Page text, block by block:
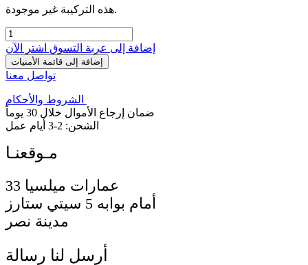
هذه التركيبة غير موجودة.
إضافة إلى عربة التسوق اشترِ الآن
إضافة إلى قائمة الأمنيات
تواصل معنا
الشروط والأحكام
ضمان إرجاع الأموال خلال 30 يوماً
الشحن: 2-3 أيام عمل
أمام بوابه 5 سيتي ستارز
مدينة نصر
أرسل لنا رسالة